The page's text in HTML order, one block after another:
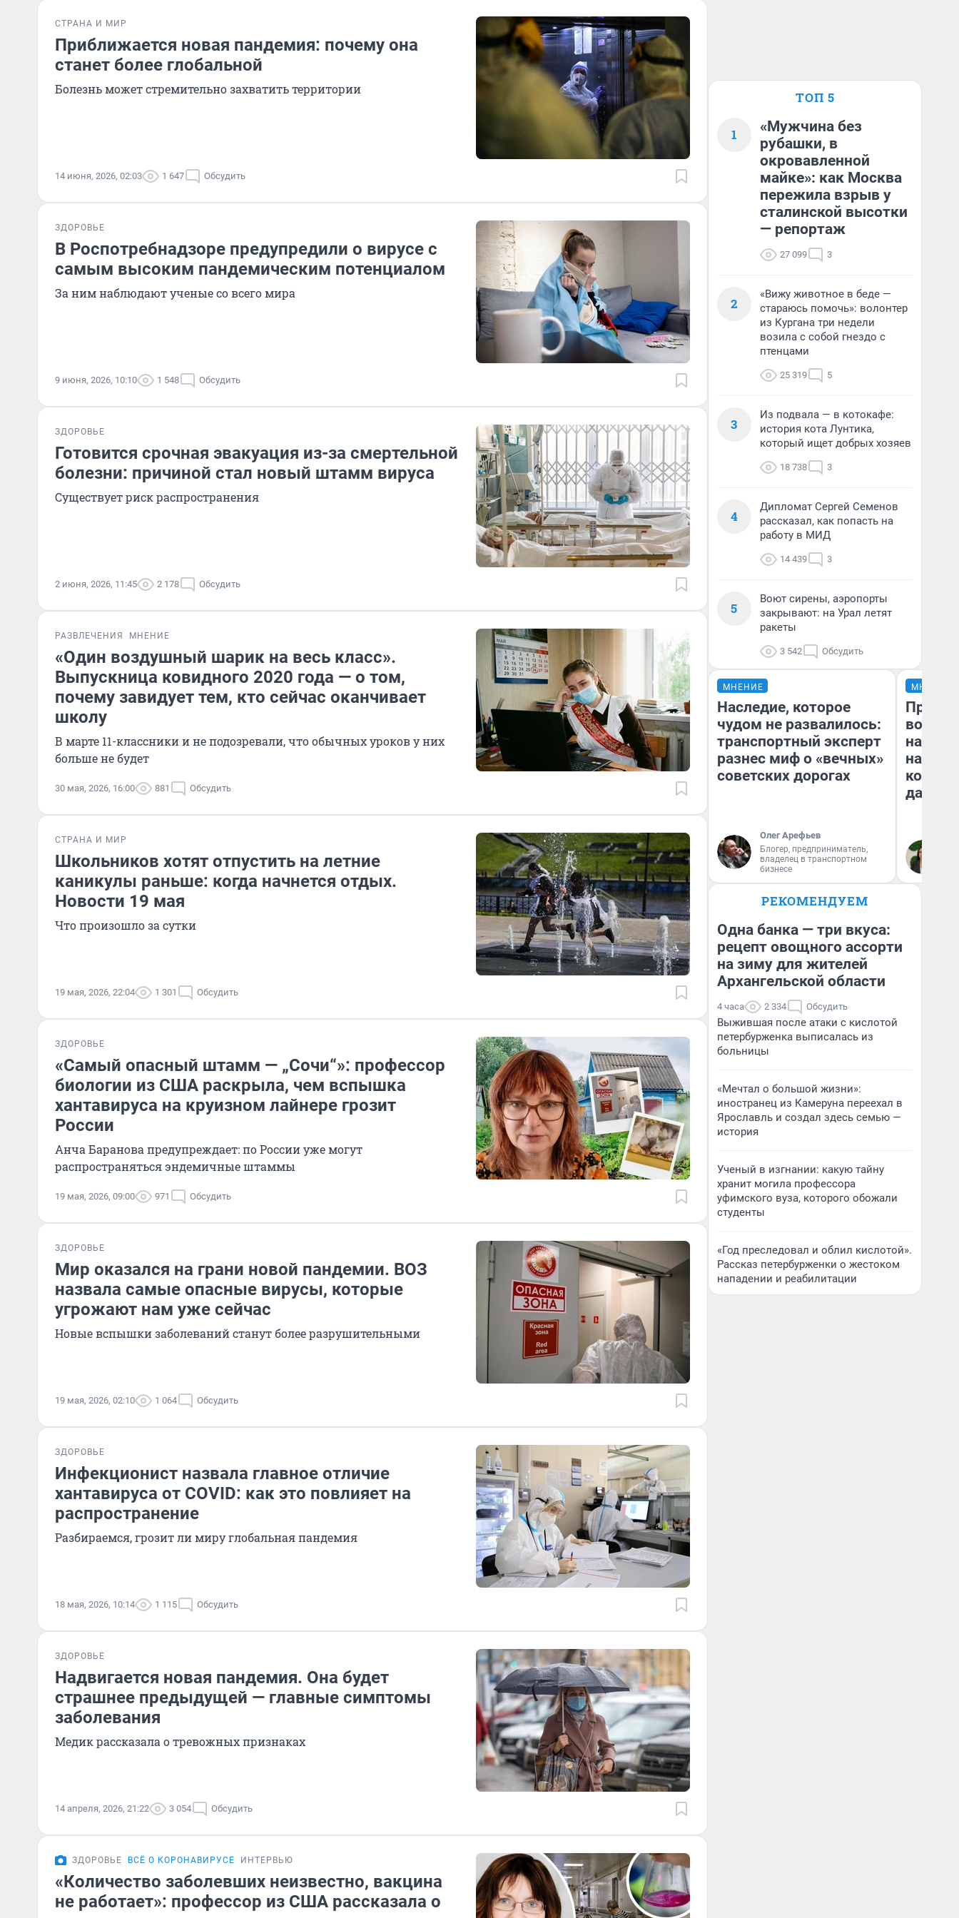
СТРАНА И МИР
Приближается новая пандемия: почему она
станет более глобальной
Болезнь может стремительно захватить территории
14 июня, 2026, 02:03 1 647 Обсудить
ЗДОРОВЬЕ
В Роспотребнадзоре предупредили о вирусе с
самым высоким пандемическим потенциалом
За ним наблюдают ученые со всего мира
9 июня, 2026, 10:10 1 548 Обсудить
ЗДОРОВЬЕ
Готовится срочная эвакуация из-за смертельной
болезни: причиной стал новый штамм вируса
Существует риск распространения
2 июня, 2026, 11:45 2 178 Обсудить
РАЗВЛЕЧЕНИЯ МНЕНИЕ
«Один воздушный шарик на весь класс».
Выпускница ковидного 2020 года — о том,
почему завидует тем, кто сейчас оканчивает
школу
В марте 11-классники и не подозревали, что обычных уроков у них
больше не будет
30 мая, 2026, 16:00 881 Обсудить
СТРАНА И МИР
Школьников хотят отпустить на летние
каникулы раньше: когда начнется отдых.
Новости 19 мая
Что произошло за сутки
19 мая, 2026, 22:04 1 301 Обсудить
ЗДОРОВЬЕ
«Самый опасный штамм — „Сочи“»: профессор
биологии из США раскрыла, чем вспышка
хантавируса на круизном лайнере грозит
России
Анча Баранова предупреждает: по России уже могут
распространяться эндемичные штаммы
19 мая, 2026, 09:00 971 Обсудить
ЗДОРОВЬЕ
Мир оказался на грани новой пандемии. ВОЗ
назвала самые опасные вирусы, которые
угрожают нам уже сейчас
Новые вспышки заболеваний станут более разрушительными
19 мая, 2026, 02:10 1 064 Обсудить
ЗДОРОВЬЕ
Инфекционист назвала главное отличие
хантавируса от COVID: как это повлияет на
распространение
Разбираемся, грозит ли миру глобальная пандемия
18 мая, 2026, 10:14 1 115 Обсудить
ЗДОРОВЬЕ
Надвигается новая пандемия. Она будет
страшнее предыдущей — главные симптомы
заболевания
Медик рассказала о тревожных признаках
14 апреля, 2026, 21:22 3 054 Обсудить
ЗДОРОВЬЕ ВСЁ О КОРОНАВИРУСЕ ИНТЕРВЬЮ
«Количество заболевших неизвестно, вакцина
не работает»: профессор из США рассказала о
ТОП 5
1
«Мужчина без
рубашки, в
окровавленной
майке»: как Москва
пережила взрыв у
сталинской высотки
— репортаж
27 099 3
2
«Вижу животное в беде —
стараюсь помочь»: волонтер
из Кургана три недели
возила с собой гнездо с
птенцами
25 319 5
3
Из подвала — в котокафе:
история кота Лунтика,
который ищет добрых хозяев
18 738 3
4
Дипломат Сергей Семенов
рассказал, как попасть на
работу в МИД
14 439 3
5
Воют сирены, аэропорты
закрывают: на Урал летят
ракеты
3 542 Обсудить
МНЕНИЕ
Наследие, которое
чудом не развалилось:
транспортный эксперт
разнес миф о «вечных»
советских дорогах
Олег Арефьев
Блогер, предприниматель,
владелец в транспортном
бизнесе
МНЕНИЕ
нам
даже
РЕКОМЕНДУЕМ
Одна банка — три вкуса:
рецепт овощного ассорти
на зиму для жителей
Архангельской области
4 часа 2 334 Обсудить
Выжившая после атаки с кислотой
петербурженка выписалась из
больницы
«Мечтал о большой жизни»:
иностранец из Камеруна переехал в
Ярославль и создал здесь семью —
история
Ученый в изгнании: какую тайну
хранит могила профессора
уфимского вуза, которого обожали
студенты
«Год преследовал и облил кислотой».
Рассказ петербурженки о жестоком
нападении и реабилитации